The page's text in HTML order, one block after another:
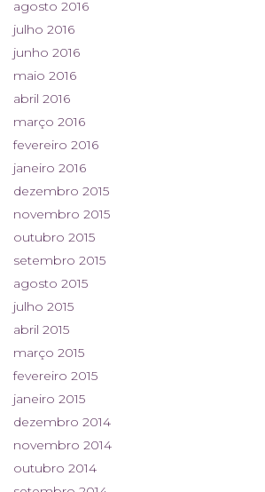
agosto 2016
julho 2016
junho 2016
maio 2016
abril 2016
março 2016
fevereiro 2016
janeiro 2016
dezembro 2015
novembro 2015
outubro 2015
setembro 2015
agosto 2015
julho 2015
abril 2015
março 2015
fevereiro 2015
janeiro 2015
dezembro 2014
novembro 2014
outubro 2014